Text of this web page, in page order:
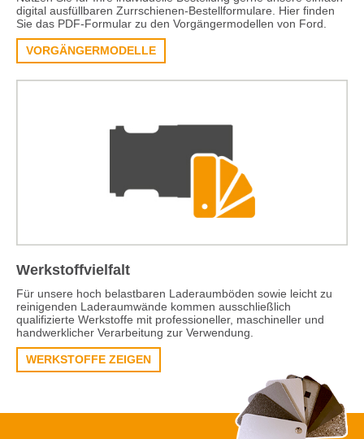
digital ausfüllbaren Zurrschienen-Bestellformulare. Hier finden
Sie das PDF-Formular zu den Vorgängermodellen von Ford.
VORGÄNGERMODELLE
Werkstoffvielfalt
Für unsere hoch belastbaren Laderaumböden sowie leicht zu
reinigenden Laderaumwände kommen ausschließlich
qualifizierte Werkstoffe mit professioneller, maschineller und
handwerklicher Verarbeitung zur Verwendung.
WERKSTOFFE ZEIGEN